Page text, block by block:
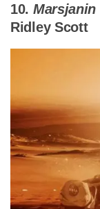
10. Marsjanin
Ridley Scott